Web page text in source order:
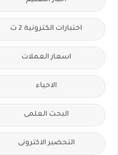
اختبارات الكترونية 2 ث
اسعار العملات
الاحياء
البحث العلمى
التحضير الاكترونى